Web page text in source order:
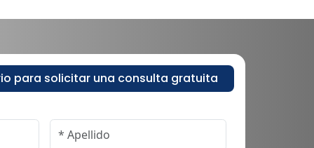
para solicitar una consulta gratuita